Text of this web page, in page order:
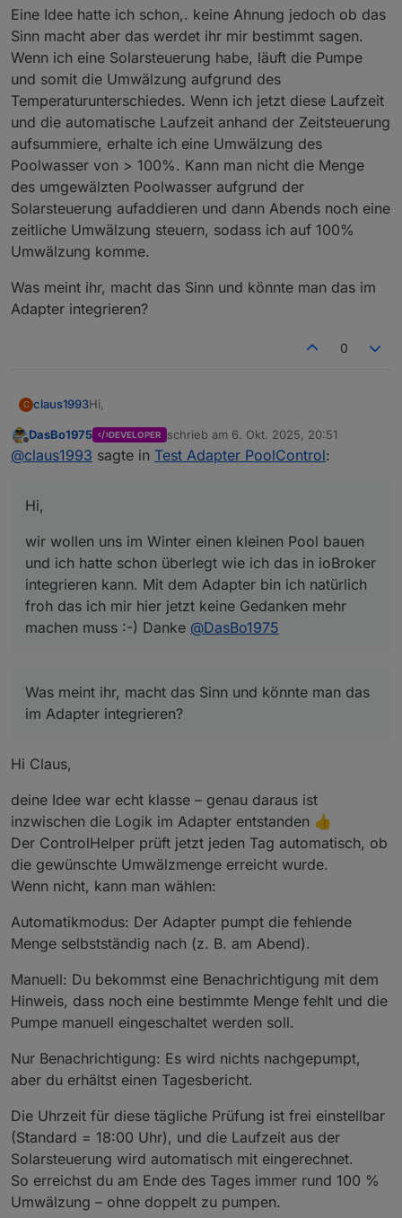
"number"but receivedtype "string"
poolcontrol.0 2025-10-06 11:22:52.253 info
State value toset for
"poolcontrol.0.runtime.today"has to be
"number"but receivedtype "string"
poolcontrol.0 2025-10-06 11:22:52.250 info
State value to
set
for
"poolcontrol.0.runtime.total"
has to be
"number" but receivedtype "string"
Eine Idee hatte ich schon,. keine Ahnung jedoch ob das
Sinn macht aber das werdet ihr mir bestimmt sagen.
Wenn ich eine Solarsteuerung habe, läuft die Pumpe
und somit die Umwälzung aufgrund des
Temperaturunterschiedes. Wenn ich jetzt diese Laufzeit
und die automatische Laufzeit anhand der Zeitsteuerung
aufsummiere, erhalte ich eine Umwälzung des
Poolwasser von > 100%. Kann man nicht die Menge
des umgewälzten Poolwasser aufgrund der
Solarsteuerung aufaddieren und dann Abends noch eine
zeitliche Umwälzung steuern, sodass ich auf 100%
Umwälzung komme.
Was meint ihr, macht das Sinn und könnte man das im
Adapter integrieren?
0
C claus1993Hi,
wir wollen uns im Winter einen kleinen Pool bauen
und ich hatte schon überlegt wie ich das in ioBroker
Temperaturunterschiedes. Wenn ich jetzt diese
Laufzeit und die automatische Laufzeit anhand der
Zeitsteuerung aufsummiere, erhalte ich eine
Umwälzung des Poolwasser von > 100%. Kann man
nicht die Menge des umgewälzten Poolwasser
aufgrund der Solarsteuerung aufaddieren und dann
Offline
DasBo1975 DEVELOPER schrieb am 6. Okt. 2025, 20:51
zuletzt editiert von
@claus1993 sagte in Test Adapter PoolControl:
Hi,
wir wollen uns im Winter einen kleinen Pool bauen
und ich hatte schon überlegt wie ich das in ioBroker
integrieren kann. Mit dem Adapter bin ich natürlich
froh das ich mir hier jetzt keine Gedanken mehr
machen muss :-) Danke @DasBo1975
Was meint ihr, macht das Sinn und könnte man das
im Adapter integrieren?
Hi Claus,
deine Idee war echt klasse – genau daraus ist
inzwischen die Logik im Adapter entstanden 👍
Der ControlHelper prüft jetzt jeden Tag automatisch, ob
die gewünschte Umwälzmenge erreicht wurde.
Wenn nicht, kann man wählen:
Automatikmodus: Der Adapter pumpt die fehlende
Menge selbstständig nach (z. B. am Abend).
Manuell: Du bekommst eine Benachrichtigung mit dem
Hinweis, dass noch eine bestimmte Menge fehlt und die
Pumpe manuell eingeschaltet werden soll.
Nur Benachrichtigung: Es wird nichts nachgepumpt,
aber du erhältst einen Tagesbericht.
Die Uhrzeit für diese tägliche Prüfung ist frei einstellbar
(Standard = 18:00 Uhr), und die Laufzeit aus der
Solarsteuerung wird automatisch mit eingerechnet.
So erreichst du am Ende des Tages immer rund 100 %
Umwälzung – ohne doppelt zu pumpen.